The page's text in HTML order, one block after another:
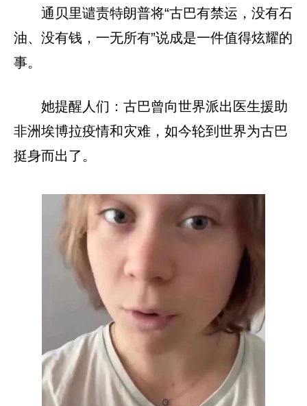
通贝里谴责特朗普将“古巴有禁运，没有石
油、没有钱，一无所有”说成是一件值得炫耀的
事。
她提醒人们：古巴曾向世界派出医生援助
非洲埃博拉疫情和灾难，如今轮到世界为古巴
挺身而出了。